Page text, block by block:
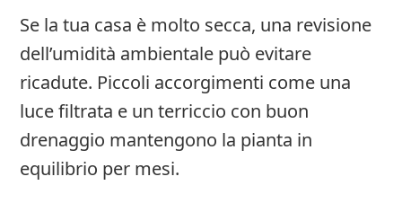
Se la tua casa è molto secca, una revisione
dell’umidità ambientale può evitare
ricadute. Piccoli accorgimenti come una
luce filtrata e un terriccio con buon
drenaggio mantengono la pianta in
equilibrio per mesi.